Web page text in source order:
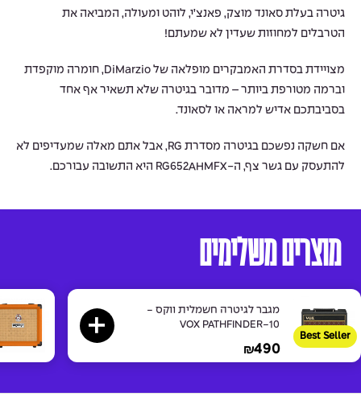
גיטרה בעלת סאונד מוצק, פאנצ’י, לוהט ומעולה, המביאה את
הטרבלים למחוזות שעדין לא שמעתם!
מצויידת בסדרת האמבקרים מופלאה של DiMarzio, חומרה מוקפדת
וברמה מטורפת ביותר – מדובר בגיטרה שלא תשאיר אף אחד
בסביבתכם אדיש למראה או לסאונד.
אם חשקה נפשכם בגיטרה מסדרת RG, אבל אתם מאלה שמעדיפים לא
להתעסק עם גשר צף, ה-RG652AHMFX היא התשובה עבורכם.
מוצרים משלימים
Best Seller
מגבר לגיטרה חשמלית ווקס -
VOX PATHFINDER-10
₪490